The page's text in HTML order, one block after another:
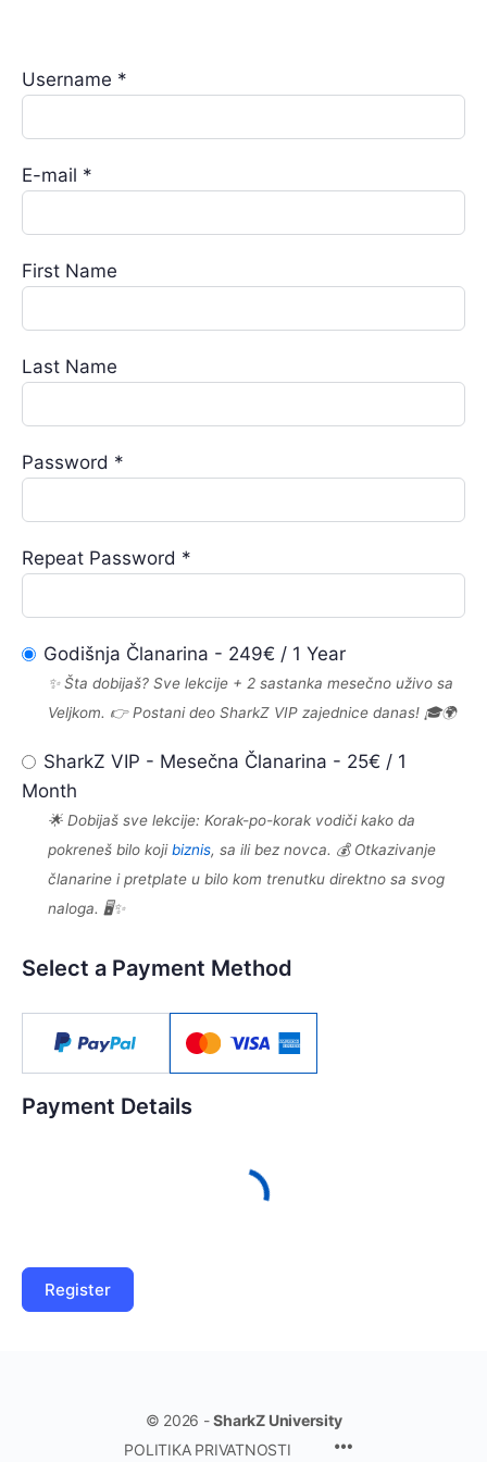
Username *
E-mail *
First Name
Last Name
Password *
Repeat Password *
Godišnja Članarina - 249€ / 1 Year
✨ Šta dobijaš? Sve lekcije + 2 sastanka mesečno uživo sa
Veljkom. 👉 Postani deo SharkZ VIP zajednice danas! 🎓🌍
SharkZ VIP - Mesečna Članarina - 25€ / 1
Month
🌟 Dobijaš sve lekcije: Korak-po-korak vodiči kako da
pokreneš bilo kojibiznis, sa ili bez novca. 💰 Otkazivanje
članarine i pretplate u bilo kom trenutku direktno sa svog
naloga. 🖥️✨
Select a Payment Method
Payment Details
© 2026 -SharkZ University
POLITIKA PRIVATNOSTI